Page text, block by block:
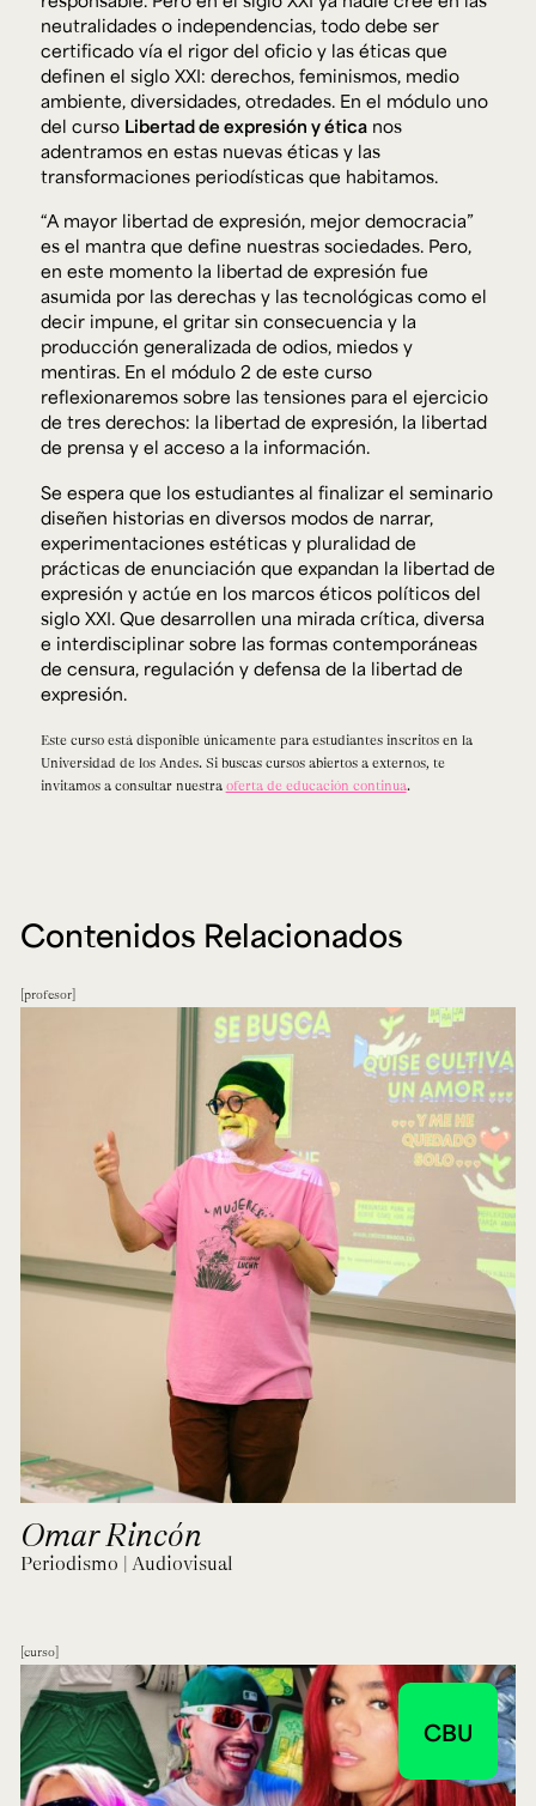
neutralidades o independencias, todo debe ser
certificado vía el rigor del oficio y las éticas que
definen el siglo XXI: derechos, feminismos, medio
ambiente, diversidades, otredades. En el módulo uno
del curso Libertad de expresión y éticanos
adentramos en estas nuevas éticas y las
transformaciones periodísticas que habitamos.
“A mayor libertad de expresión, mejor democracia”
es el mantra que define nuestras sociedades. Pero,
en este momento la libertad de expresión fue
asumida por las derechas y las tecnológicas como el
decir impune, el gritar sin consecuencia y la
producción generalizada de odios, miedos y
mentiras. En el módulo 2 de este curso
reflexionaremos sobre las tensiones para el ejercicio
de tres derechos: la libertad de expresión, la libertad
de prensa y el acceso a la información.
Se espera que los estudiantes al finalizar el seminario
diseñen historias en diversos modos de narrar,
experimentaciones estéticas y pluralidad de
prácticas de enunciación que expandan la libertad de
expresión y actúe en los marcos éticos políticos del
siglo XXI. Que desarrollen una mirada crítica, diversa
e interdisciplinar sobre las formas contemporáneas
de censura, regulación y defensa de la libertad de
expresión.
Este curso está disponible únicamente para estudiantes inscritos en la
Universidad de los Andes. Si buscas cursos abiertos a externos, te
invitamos a consultar nuestra oferta de educación continua.
Contenidos Relacionados
profesor
Omar Rincón
Periodismo | Audiovisual
curso
CBU